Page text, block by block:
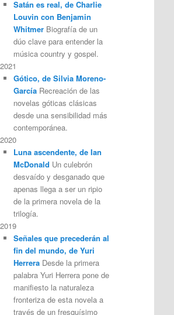
Satán es real, de Charlie
Louvin con Benjamin
WhitmerBiografía de un
dúo clave para entender la
música country y gospel.
2021
Gótico, de Silvia Moreno-
GarcíaRecreación de las
novelas góticas clásicas
desde una sensibilidad más
contemporánea.
2020
Luna ascendente, de Ian
McDonald Un culebrón
desvaído y desganado que
apenas llega a ser un ripio
de la primera novela de la
trilogía.
2019
Señales que precederán al
fin del mundo, de Yuri
HerreraDesde la primera
palabra Yuri Herrera pone de
manifiesto la naturaleza
fronteriza de esta novela a
través de un fresquísimo